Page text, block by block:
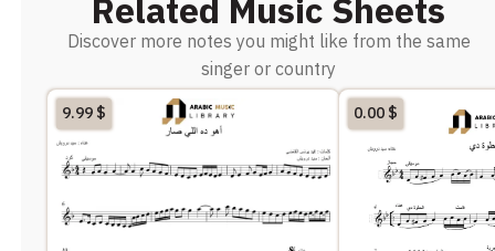
Related Music Sheets
Discover more notes you might like from the same
singer or country
9.99$ 0.00$